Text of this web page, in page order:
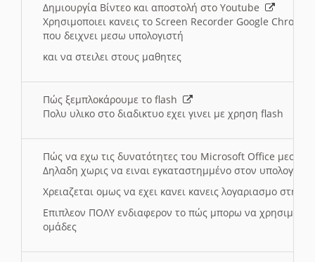
Δημιουργία Βίντεο και αποστολή στο Youtube
Χρησιμοποιει κανεις το Screen Recorder Google Chrome
που δειχνει μεσω υπολογιστή
και να στειλει στους μαθητες
Πώς ξεμπλοκάρουμε το flash
Πολυ υλικο στο διαδικτυο εχει γινει με χρηση flash
Πώς να εχω τις δυνατότητες του Microsoft Office μεσω
Δηλαδη χωρις να ειναι εγκαταστημμένο στον
Χρειαζεται ομως να εχει κανει κανεις λογαριασμο στη
Επιπλεον ΠΟΛΥ ενδιαφερον το πώς μπορω να
ομάδες